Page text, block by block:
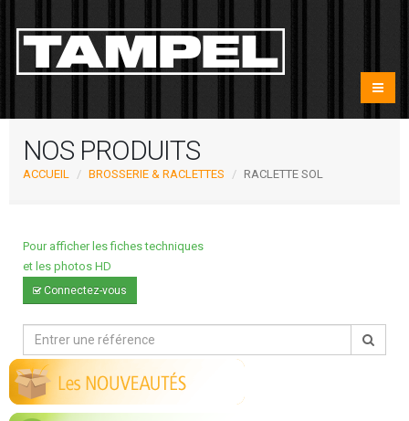
NOS PRODUITS
ACCUEIL BROSSERIE & RACLETTES RACLETTE SOL
Pour afficher les fiches techniques
et les photos HD
Connectez-vous